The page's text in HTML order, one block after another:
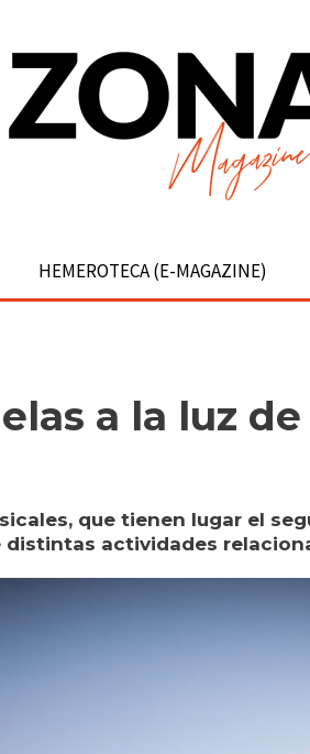
HEMEROTECA (E-MAGAZINE)
a la luz
que tienen lugar el
actividades